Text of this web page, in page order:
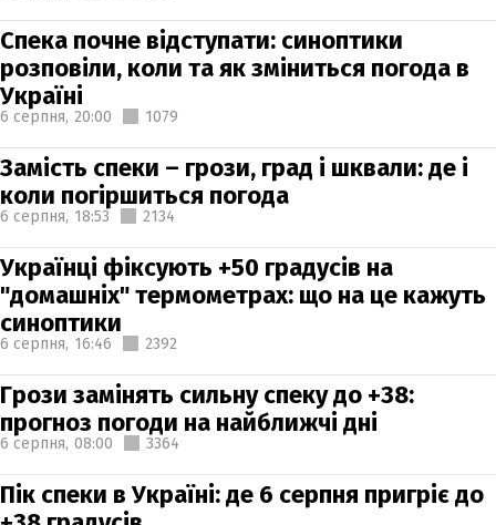
Спека почне відступати: синоптики
розповіли, коли та як зміниться погода в
Україні
6 серпня, 20:00 1079
Замість спеки – грози, град і шквали: де і
коли погіршиться погода
6 серпня, 18:53 2134
Українці фіксують +50 градусів на
"домашніх" термометрах: що на це кажуть
синоптики
6 серпня, 16:46 2392
Грози замінять сильну спеку до +38:
прогноз погоди на найближчі дні
6 серпня, 08:00 3364
Пік спеки в Україні: де 6 серпня пригріє до